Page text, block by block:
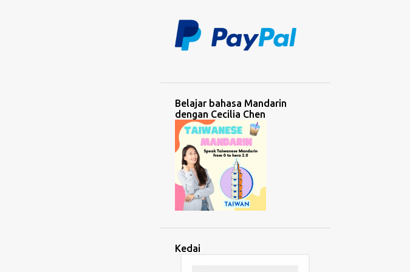
Belajar bahasa Mandarin
dengan Cecilia Chen
Kedai